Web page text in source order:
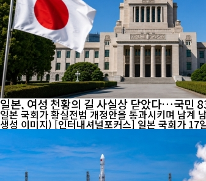
일본, 여성 천황의 길 사실상 닫았다…국민
일본 국회가 황실전범 개정안을 통과시키며 남계
생성 이미지) [인터내셔널포커스] 일본 국